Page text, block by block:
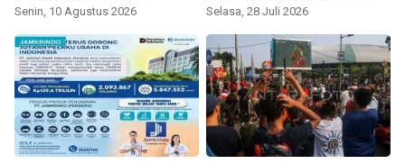
Senin, 10 Agustus 2026 Selasa, 28 Juli 2026